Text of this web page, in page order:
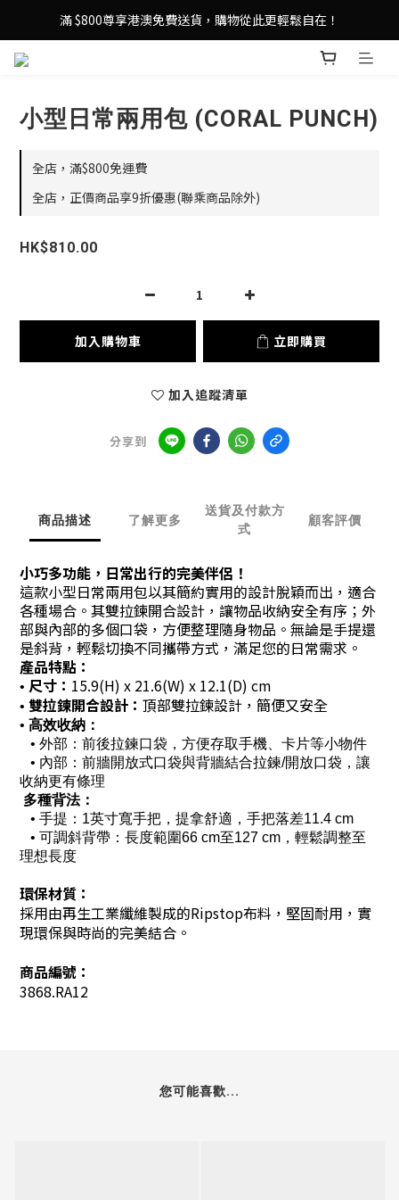
登記成為 LeSportsac網店會員，即享 HK$50 購物金禮遇！
滿 $800尊享港澳免費送貨，購物從此更輕鬆自在！
登記成為 LeSportsac網店會員，即享 HK$50 購物金禮遇！
小型日常兩用包 (CORAL PUNCH)
全店，滿$800免運費
全店，正價商品享9折優惠(聯乘商品除外)
HK$810.00
加入購物車 立即購買
加入追蹤清單
分享到
商品描述 了解更多
送貨及付款方
式
顧客評價
小巧多功能，日常出行的完美伴侶！
這款小型日常兩用包以其簡約實用的設計脫穎而出，適合
各種場合。其雙拉鍊開合設計，讓物品收納安全有序；外
部與內部的多個口袋，方便整理隨身物品。無論是手提還
是斜背，輕鬆切換不同攜帶方式，滿足您的日常需求。
產品特點：
• 尺寸： 15.9(H) x 21.6(W) x 12.1(D) cm
• 雙拉鍊開合設計： 頂部雙拉鍊設計，簡便又安全
• 高效收納：
• 外部：前後拉鍊口袋，方便存取手機、卡片等小物件
• 內部：前牆開放式口袋與背牆結合拉鍊/開放口袋，讓
收納更有條理
多種背法：
• 手提：1英寸寬手把，提拿舒適，手把落差11.4 cm
• 可調斜背帶：長度範圍66 cm至127 cm，輕鬆調整至
理想長度
環保材質：
採用由再生工業纖維製成的Ripstop布料，堅固耐用，實
現環保與時尚的完美結合。
商品編號：
3868.RA12
您可能喜歡...